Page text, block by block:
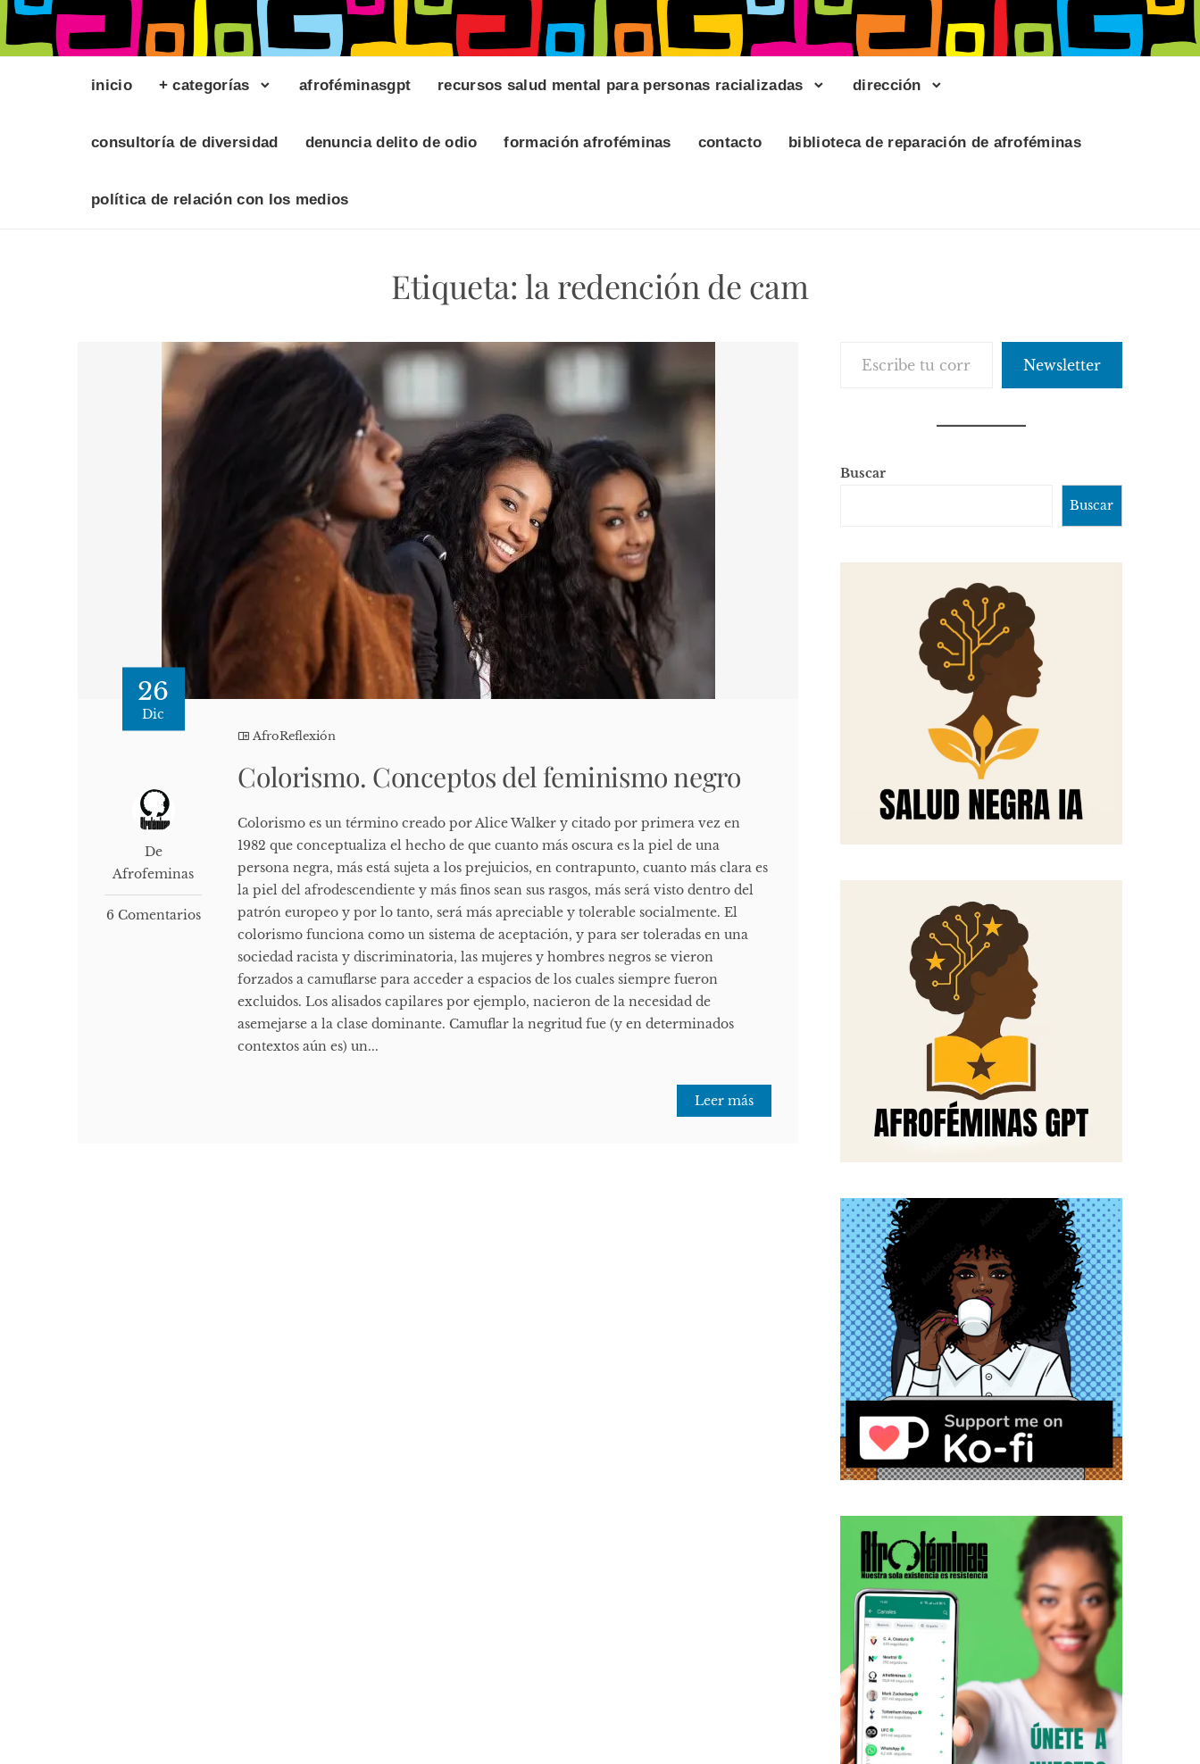
inicio + categorías afroféminasgpt recursos salud mental para personas racializadas dirección
consultoría de diversidad denuncia delito de odio formación afroféminas contacto biblioteca de reparación de afroféminas
política de relación con los medios
Etiqueta:la redención de cam
26
Dic
De
Afrofeminas
6 Comentarios
AfroReflexión
Colorismo. Conceptos del feminismo negro
Colorismo es un término creado por Alice Walker y citado por primera vez en
1982 que conceptualiza el hecho de que cuanto más oscura es la piel de una
persona negra, más está sujeta a los prejuicios, en contrapunto, cuanto más clara es
la piel del afrodescendiente y más finos sean sus rasgos, más será visto dentro del
patrón europeo y por lo tanto, será más apreciable y tolerable socialmente. El
colorismo funciona como un sistema de aceptación, y para ser toleradas en una
sociedad racista y discriminatoria, las mujeres y hombres negros se vieron
forzados a camuflarse para acceder a espacios de los cuales siempre fueron
excluidos. Los alisados capilares por ejemplo, nacieron de la necesidad de
asemejarse a la clase dominante. Camuflar la negritud fue (y en determinados
contextos aún es) un...
Leer más
Newsletter
Buscar
Buscar